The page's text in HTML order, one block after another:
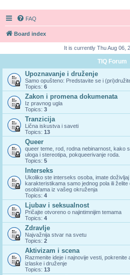
FAQ
Board index
It is currently Thu Aug 06,
TIQ Forum
Upoznavanje i druženje
Samo opušteno: Predstavite se i
Topics: 6
Zakon i promena dokumenata
Iz pravnog ugla
Topics: 3
Tranzicija
Lična iskustva i saveti
Topics: 13
Queer
queer teme, rod, rodna nebinarnost, kako
uloga i stereotipa, pokqueerivanje roda.
Topics: 5
Interseks
Ukoliko ste interseks osoba, imate
karakteristikama samo jednog pola ili
osobi/ama iz vašeg okruženja
Topics: 4
Ljubav i seksualnost
Pričajte otvoreno o najintimnijim temama
Topics: 4
Zdravlje
Najvažnija stvar na svetu
Topics: 2
Aktivizam i scena
Razmenite ideje i najnovije vesti,
izlaske i druženje
Topics: 13